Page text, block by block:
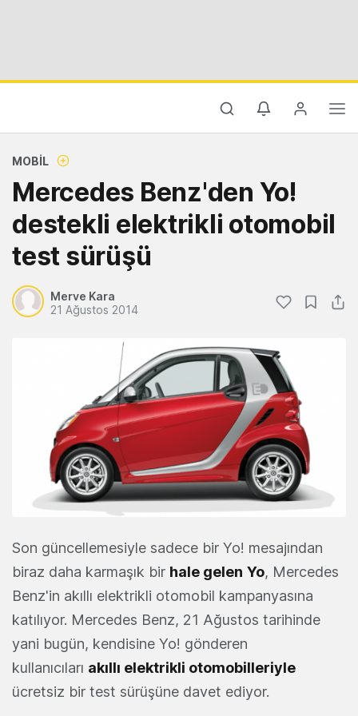
MOBIL
Mercedes Benz'den Yo!
destekli elektrikli otomobil
test sürüşü
Merve Kara
21 Ağustos 2014
Son güncellemesiyle sadece bir Yo! mesajından
biraz daha karmaşık bir hale gelen Yo, Mercedes
Benz'in akıllı elektrikli otomobil kampanyasına
katılıyor. Mercedes Benz, 21 Ağustos tarihinde
yani bugün, kendisine Yo! gönderen
kullanıcıları akıllı elektrikli otomobilleriyle
ücretsiz bir test sürüşüne davet ediyor.